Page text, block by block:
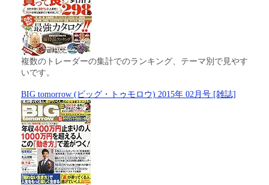
複数のトレーダーの集計でのランキング、テーマ別で見やす
いです。
BIG tomorrow (ビッグ・トゥモロウ) 2015年 02月号 [雑誌]